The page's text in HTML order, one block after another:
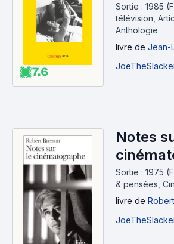
7.6
Sortie : 1985
télévision,
Anthologie
livre de Jean-
Notes
(1975)
Sortie : 1975
& pensées,
livre de